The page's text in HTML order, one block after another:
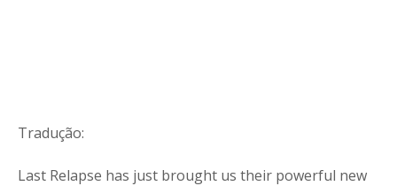
Tradução:
Last Relapse has just brought us their powerful new